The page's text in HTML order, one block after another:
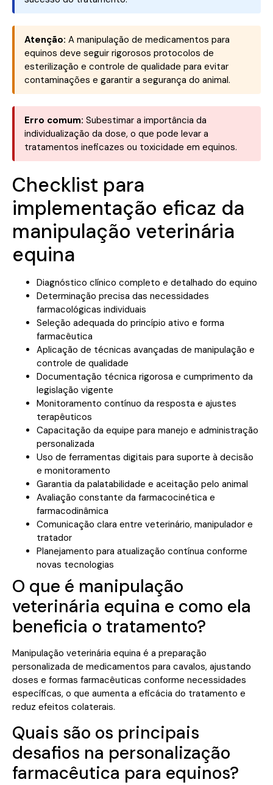
Atenção: A manipulação de medicamentos para
equinos deve seguir rigorosos protocolos de
esterilização e controle de qualidade para evitar
contaminações e garantir a segurança do animal.
Erro comum: Subestimar a importância da
individualização da dose, o que pode levar a
tratamentos ineficazes ou toxicidade em equinos.
Checklist para
implementação eficaz da
manipulação veterinária
equina
Diagnóstico clínico completo e detalhado do equino
Determinação precisa das necessidades
farmacológicas individuais
Seleção adequada do princípio ativo e forma
farmacêutica
Aplicação de técnicas avançadas de manipulação e
controle de qualidade
Documentação técnica rigorosa e cumprimento da
legislação vigente
Monitoramento contínuo da resposta e ajustes
terapêuticos
Capacitação da equipe para manejo e administração
personalizada
Uso de ferramentas digitais para suporte à decisão
e monitoramento
Garantia da palatabilidade e aceitação pelo animal
Avaliação constante da farmacocinética e
farmacodinâmica
Comunicação clara entre veterinário, manipulador e
tratador
Planejamento para atualização contínua conforme
novas tecnologias
O que é manipulação
veterinária equina e como ela
beneficia o tratamento?
Manipulação veterinária equina é a preparação
personalizada de medicamentos para cavalos, ajustando
doses e formas farmacêuticas conforme necessidades
específicas, o que aumenta a eficácia do tratamento e
reduz efeitos colaterais.
Quais são os principais
desafios na personalização
farmacêutica para equinos?